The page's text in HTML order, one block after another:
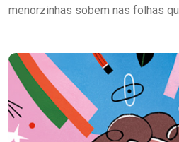
menorzinhas sobem nas folhas